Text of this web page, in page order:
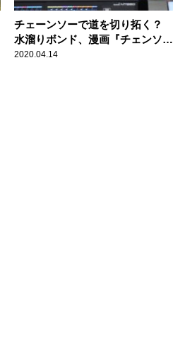
チェーンソーで道を切り拓く？
水溜りボンド、漫画『チェンソー
マン』読破を約束
2020.04.14